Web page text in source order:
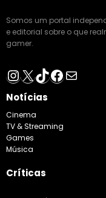
Somos um portal
e editorial sobre o que
gamer.
Instagram
X TikTok
E-mail
Notícias
Cinema
TV & Streaming
Games
Música
Críticas